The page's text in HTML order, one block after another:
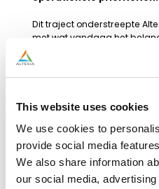
This website uses cookies
We use cookies to
provide social media
We also share information
our social media,
Dit traject onderstreepte
met wat vandaag het
betrouwbare partner blijft
morgen evolueren. Door de
moment in te zetten, zorgde